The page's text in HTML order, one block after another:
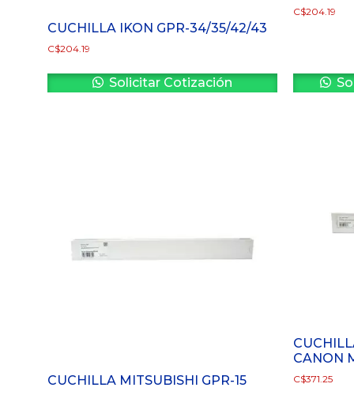
CUCHILLA IKON GPR-34/35/42/43
C$204.19
Solicitar Cotización
C$204.19
CUCHILLA MITSUBISHI GPR-15
CANON
C$371.25